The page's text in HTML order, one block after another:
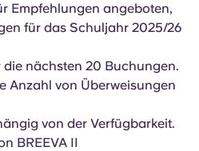
aus
Empfehlungen angeboten,
für das Schuljahr 2025/26
nächsten 20 Buchungen.
Anzahl von Überweisungen
von der Verfügbarkeit.
BREEVA II